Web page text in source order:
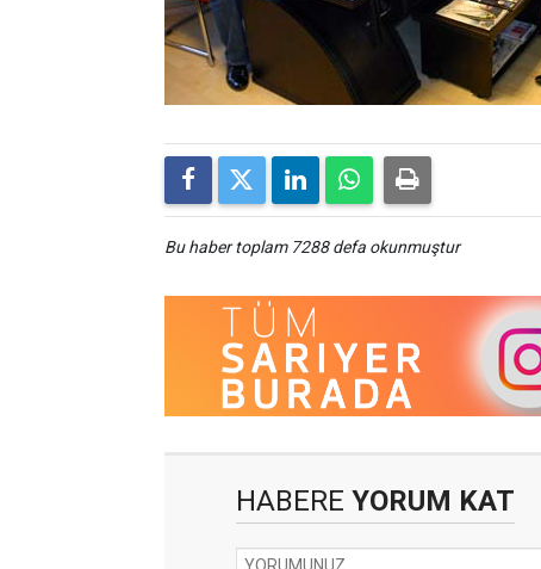
Bu haber toplam 7288 defa okunmuştur
HABERE YORUM KAT